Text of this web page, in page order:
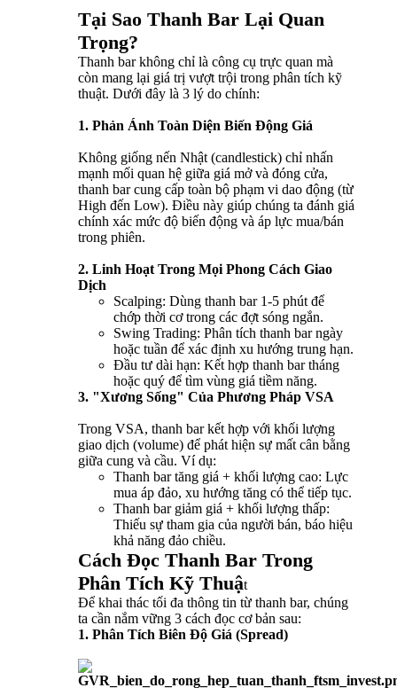
Tại Sao Thanh Bar Lại Quan
Trọng?
Thanh bar không chỉ là công cụ trực quan mà
còn mang lại giá trị vượt trội trong phân tích kỹ
thuật. Dưới đây là 3 lý do chính:
1. Phản Ánh Toàn Diện Biến Động Giá
Không giống nến Nhật (candlestick) chỉ nhấn
mạnh mối quan hệ giữa giá mở và đóng cửa,
thanh bar cung cấp toàn bộ phạm vi dao động (từ
High đến Low). Điều này giúp chúng ta đánh giá
chính xác mức độ biến động và áp lực mua/bán
trong phiên.
2. Linh Hoạt Trong Mọi Phong Cách Giao
Dịch
Scalping: Dùng thanh bar 1-5 phút để
chớp thời cơ trong các đợt sóng ngắn.
Swing Trading: Phân tích thanh bar ngày
hoặc tuần để xác định xu hướng trung hạn.
Đầu tư dài hạn: Kết hợp thanh bar tháng
hoặc quý để tìm vùng giá tiềm năng.
3. "Xương Sống" Của Phương Pháp VSA
Trong VSA, thanh bar kết hợp với khối lượng
giao dịch (volume) để phát hiện sự mất cân bằng
giữa cung và cầu. Ví dụ:
Thanh bar tăng giá + khối lượng cao: Lực
mua áp đảo, xu hướng tăng có thể tiếp tục.
Thanh bar giảm giá + khối lượng thấp:
Thiếu sự tham gia của người bán, báo hiệu
khả năng đảo chiều.
Cách Đọc Thanh Bar Trong
Phân Tích Kỹ Thuật
Để khai thác tối đa thông tin từ thanh bar, chúng
ta cần nắm vững 3 cách đọc cơ bản sau:
1. Phân Tích Biên Độ Giá (Spread)